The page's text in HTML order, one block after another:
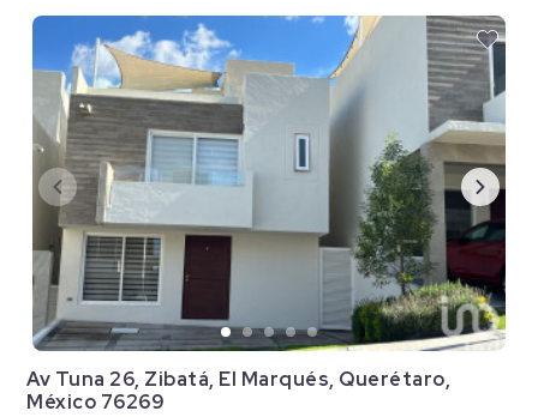
Av Tuna 26, Zibatá, El Marqués, Querétaro,
México 76269